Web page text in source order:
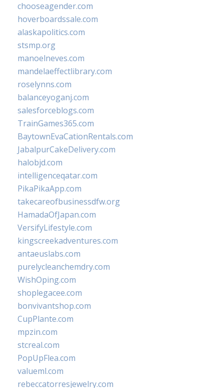
chooseagender.com
hoverboardssale.com
alaskapolitics.com
stsmp.org
manoelneves.com
mandelaeffectlibrary.com
roselynns.com
balanceyoganj.com
salesforceblogs.com
TrainGames365.com
BaytownEvaCationRentals.com
JabalpurCakeDelivery.com
halobjd.com
intelligenceqatar.com
PikaPikaApp.com
takecareofbusinessdfw.org
HamadaOfJapan.com
VersifyLifestyle.com
kingscreekadventures.com
antaeuslabs.com
purelycleanchemdry.com
WishOping.com
shoplegacee.com
bonvivantshop.com
CupPlante.com
mpzin.com
stcreal.com
PopUpFlea.com
valueml.com
rebeccatorresjewelry.com